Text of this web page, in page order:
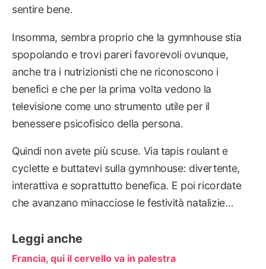
sentire bene.
Insomma, sembra proprio che la gymnhouse stia
spopolando e trovi pareri favorevoli ovunque,
anche tra i nutrizionisti che ne riconoscono i
benefici e che per la prima volta vedono la
televisione come uno strumento utile per il
benessere psicofisico della persona.
Quindi non avete più scuse. Via tapis roulant e
cyclette e buttatevi sulla gymnhouse: divertente,
interattiva e soprattutto benefica. E poi ricordate
che avanzano minacciose le festività natalizie…
Leggi anche
Francia, qui il cervello va in palestra